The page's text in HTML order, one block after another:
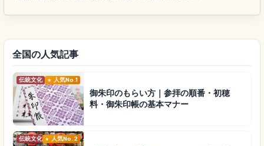
全国の人気記事
伝統文化 人気No.1
御朱印のもらい方｜参拝の順番・初穂
料・御朱印帳の基本マナー
伝統文化 人気No.2